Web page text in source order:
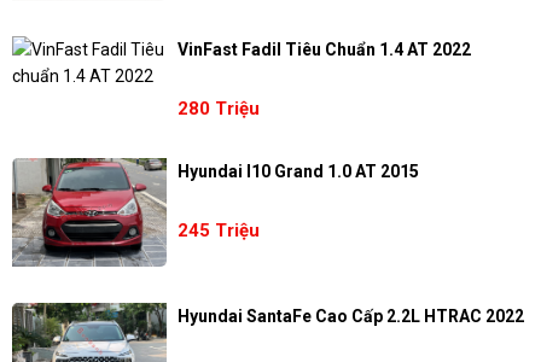
VinFast Fadil Tiêu Chuẩn 1.4 AT 2022
280 Triệu
Hyundai I10 Grand 1.0 AT 2015
245 Triệu
Hyundai SantaFe Cao Cấp 2.2L HTRAC 2022